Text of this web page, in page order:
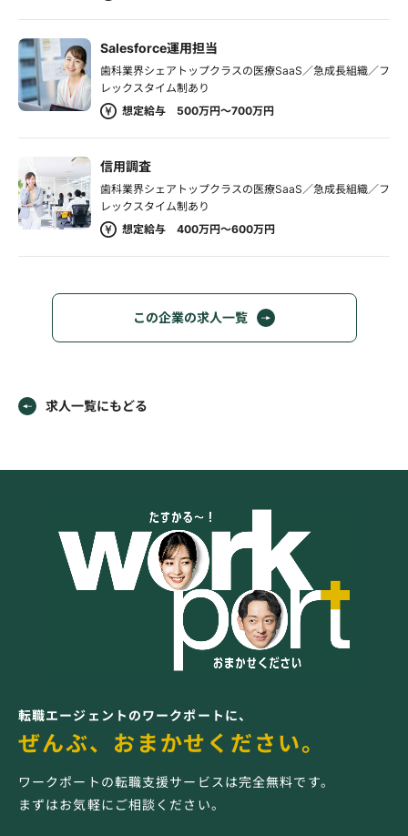
Salesforce運用担当
歯科業界シェアトップクラスの医療SaaS／急成長組織／フ
レックスタイム制あり
想定給与 500万円～700万円
信用調査
歯科業界シェアトップクラスの医療SaaS／急成長組織／フ
レックスタイム制あり
想定給与 400万円～600万円
この企業の求人一覧
求人一覧にもどる
転職エージェントのワークポートに、
ぜんぶ、おまかせください。
ワークポートの転職支援サービスは完全無料です。
まずはお気軽にご相談ください。